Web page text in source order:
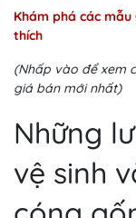
Khám phá các
thích
(Nhấp vào để xem
giá bán mới nhất)
Những
vệ sinh